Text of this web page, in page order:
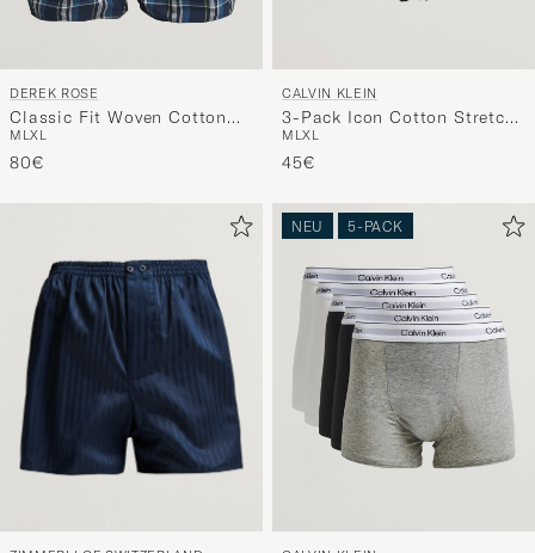
DEREK ROSE
Classic Fit Woven Cotton
Boxer Shorts Navy
M LXL
80€
CALVIN KLEIN
3-Pack Icon Cotton Stretch
Hip Brief White/Black/Grey
M LXL
45€
NEU 5-PACK